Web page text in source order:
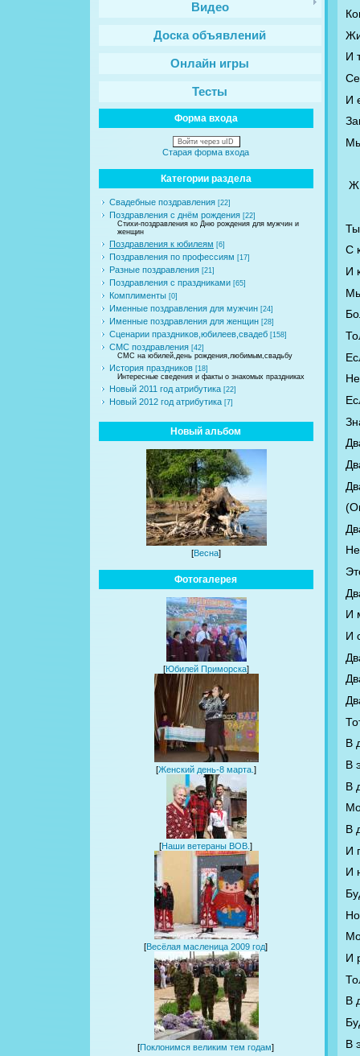
Видео
Доска объявлений
Онлайн игры
Тесты
Форма входа
Войти через uID
Старая форма входа
Категории раздела
Свадебные поздравления [22]
Поздравления с днём рождения [22]
Стихи-поздравления ко Дню рождения для мужчин и
женщин
Поздравления к юбилеям [6]
Поздравления по профессиям [17]
Разные поздравления [21]
Поздравления с праздниками [65]
Комплименты [0]
Именные поздравления для мужчин [24]
Именные поздравления для женщин [28]
Сценарии праздников,юбилеев,свадеб [158]
СМС поздравления [42]
СМС на юбилей,день рождения,любимым,свадьбу
История праздников [18]
Интересные сведения и факты о знакомых праздниках
Новый 2011 год атрибутика [22]
Новый 2012 год атрибутика [7]
Новый альбом
[Весна]
Фотогалерея
[Юбилей Приморска]
[Женский день-8 марта. ]
[Наши ветераны ВОВ.]
[Весёлая масленица 2009 год]
[Поклонимся великим тем годам]
И
И
С
И
И
И
В
В
В
В
И
И
И
В
В